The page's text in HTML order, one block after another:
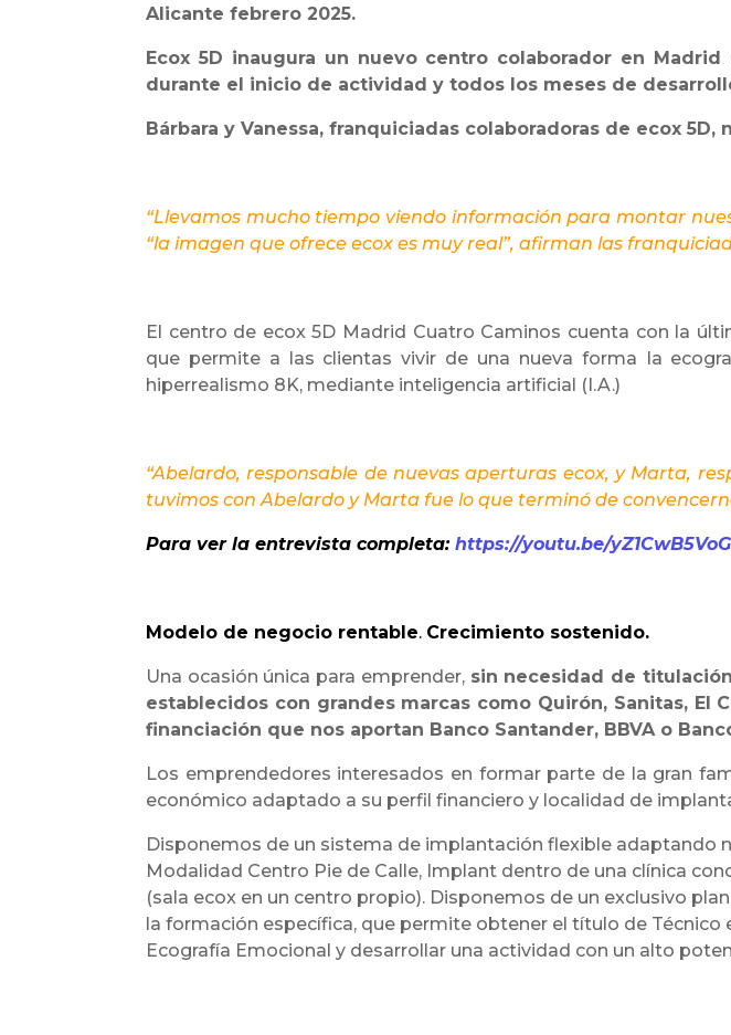
Alicante febrero 2025.
Ecox 5D inaugura un nuevo centro colaborador en
durante el inicio de actividad y todos los meses de
Bárbara y Vanessa, franquiciadas colaboradoras de ecox
“Llevamos mucho tiempo viendo información para montar
“la imagen que ofrece ecox es muy real”, afirman las
El centro de ecox 5D Madrid Cuatro Caminos cuenta con la
que permite a las clientas vivir de una nueva forma la
hiperrealismo 8K, mediante inteligencia artificial (I.A.)
“Abelardo, responsable de nuevas aperturas ecox, y Marta,
tuvimos con Abelardo y Marta fue lo que terminó de
Para ver la entrevista completa: https://youtu.be/
Modelo de negocio rentable. Crecimiento sostenido.
Una ocasión única para emprender, sin necesidad de
establecidos con grandes marcas como Quirón, Sanitas, El
financiación que nos aportan Banco Santander, BBVA o
Los emprendedores interesados en formar parte de la gran
económico adaptado a su perfil financiero y localidad de
Disponemos de un sistema de implantación flexible adaptando
Modalidad Centro Pie de Calle, Implant dentro de una clínica
(sala ecox en un centro propio). Disponemos de un exclusivo
la formación específica, que permite obtener el título de
Ecografía Emocional y desarrollar una actividad con un alto